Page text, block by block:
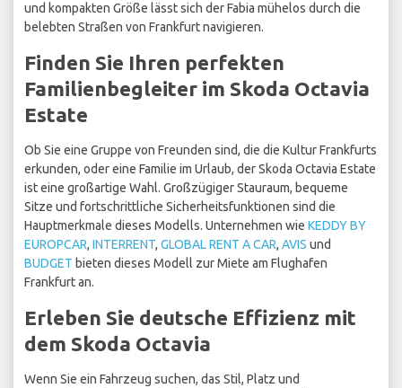
und kompakten Größe lässt sich der Fabia mühelos durch die
belebten Straßen von Frankfurt navigieren.
Finden Sie Ihren perfekten
Familienbegleiter im Skoda Octavia
Estate
Ob Sie eine Gruppe von Freunden sind, die die Kultur Frankfurts
erkunden, oder eine Familie im Urlaub, der Skoda Octavia Estate
ist eine großartige Wahl. Großzügiger Stauraum, bequeme
Sitze und fortschrittliche Sicherheitsfunktionen sind die
Hauptmerkmale dieses Modells. Unternehmen wie KEDDY BY
EUROPCAR, INTERRENT, GLOBAL RENT A CAR, AVIS und
BUDGET bieten dieses Modell zur Miete am Flughafen
Frankfurt an.
Erleben Sie deutsche Effizienz mit
dem Skoda Octavia
Wenn Sie ein Fahrzeug suchen, das Stil, Platz und